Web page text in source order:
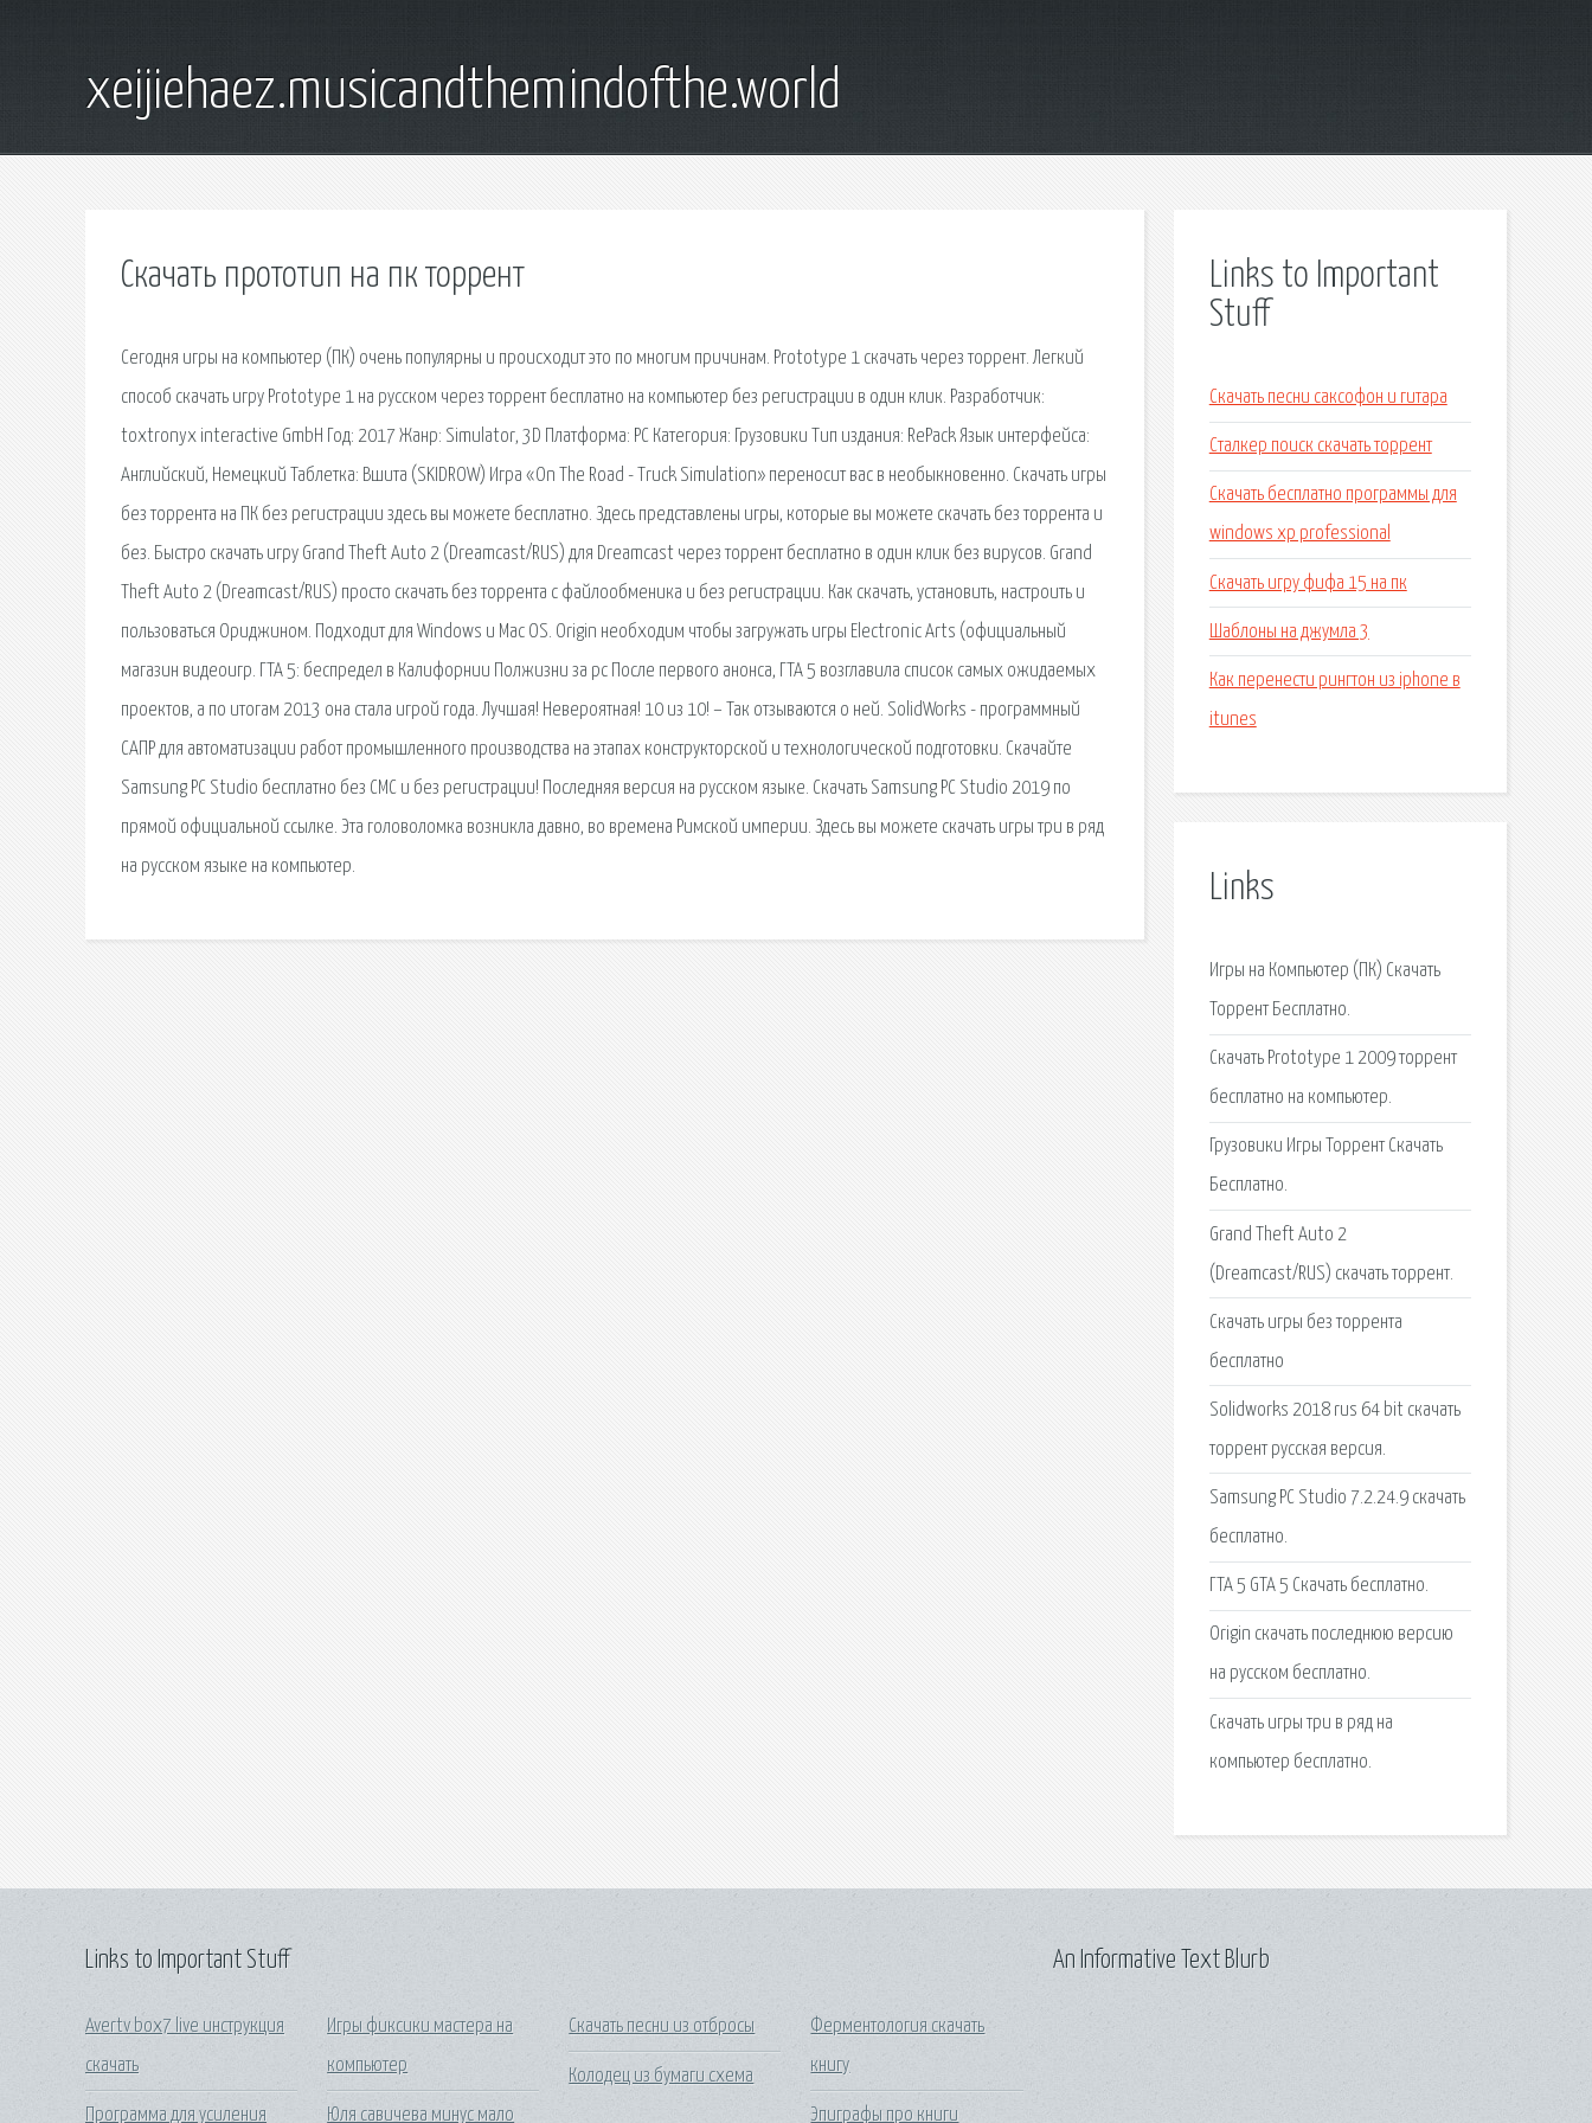
xeijiehaez.musicandthemindofthe.world
Скачать прототип на пк торрент
Сегодня игры на компьютер (ПК) очень популярны и происходит это по многим причинам. Prototype 1 скачать через торрент. Легкий
способ скачать игру Prototype 1 на русском через торрент бесплатно на компьютер без регистрации в один клик. Разработчик:
toxtronyx interactive GmbH Год: 2017 Жанр: Simulator, 3D Платформа: PC Категория: Грузовики Тип издания: RePack Язык интерфейса:
Английский, Немецкий Таблетка: Вшита (SKIDROW) Игра «On The Road - Truck Simulation» переносит вас в необыкновенно. Скачать игры
без торрента на ПК без регистрации здесь вы можете бесплатно. Здесь представлены игры, которые вы можете скачать без торрента и
без. Быстро скачать игру Grand Theft Auto 2 (Dreamcast/RUS) для Dreamcast через торрент бесплатно в один клик без вирусов. Grand
Theft Auto 2 (Dreamcast/RUS) просто скачать без торрента с файлообменика и без регистрации. Как скачать, установить, настроить и
пользоваться Ориджином. Подходит для Windows и Mac OS. Origin необходим чтобы загружать игры Electronic Arts (официальный
магазин видеоигр. ГТА 5: беспредел в Калифорнии Полжизни за pc После первого анонса, ГТА 5 возглавила список самых ожидаемых
проектов, а по итогам 2013 она стала игрой года. Лучшая! Невероятная! 10 из 10! – Так отзываются о ней. SolidWorks - программный
САПР для автоматизации работ промышленного производства на этапах конструкторской и технологической подготовки. Скачайте
Samsung PC Studio бесплатно без СМС и без регистрации! Последняя версия на русском языке. Скачать Samsung PC Studio 2019 по
прямой официальной ссылке. Эта головоломка возникла давно, во времена Римской империи. Здесь вы можете скачать игры три в ряд
на русском языке на компьютер.
Links to Important
Stuff
Скачать песни саксофон и гитара
Сталкер поиск скачать торрент
Скачать бесплатно программы для
windows xp professional
Скачать игру фифа 15 на пк
Шаблоны на джумла 3
Как перенести рингтон из iphone в
itunes
Links
Игры на Компьютер (ПК) Скачать
Торрент Бесплатно.
Скачать Prototype 1 2009 торрент
бесплатно на компьютер.
Грузовики Игры Торрент Скачать
Бесплатно.
Grand Theft Auto 2
(Dreamcast/RUS) скачать торрент.
Скачать игры без торрента
бесплатно
Solidworks 2018 rus 64 bit скачать
торрент русская версия.
Samsung PC Studio 7.2.24.9 скачать
бесплатно.
ГТА 5 GTA 5 Скачать бесплатно.
Origin скачать последнюю версию
на русском бесплатно.
Скачать игры три в ряд на
компьютер бесплатно.
Links to Important Stuff
Avertv box7 live инструкция
скачать
Программа для усиления
Игры фиксики мастера на
компьютер
Юля савичева минус мало
Скачать песни из отбросы
Колодец из бумаги схема
Ферментология скачать
книгу
Эпиграфы про книги
An Informative Text Blurb